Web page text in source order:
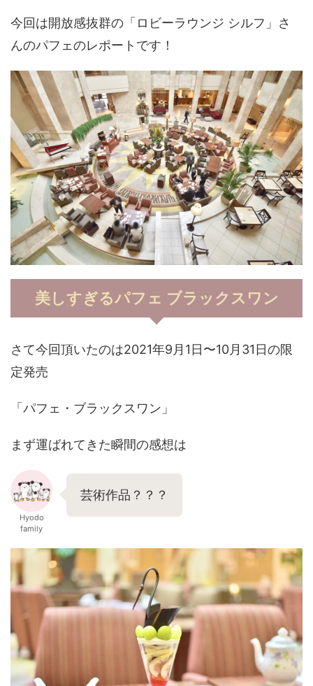
今回は開放感抜群の「ロビーラウンジ シルフ」さ
んのパフェのレポートです！
美しすぎるパフェ ブラックスワン
さて今回頂いたのは2021年9月1日〜10月31日の限
定発売
「パフェ・ブラックスワン」
まず運ばれてきた瞬間の感想は
Hyodo
family
芸術作品？？？